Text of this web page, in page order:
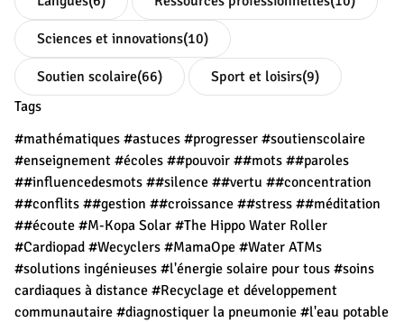
Sciences et innovations(10)
Soutien scolaire(66) Sport et loisirs(9)
Tags
#mathématiques #astuces #progresser #soutienscolaire
#enseignement #écoles ##pouvoir ##mots ##paroles
##influencedesmots ##silence ##vertu ##concentration
##conflits ##gestion ##croissance ##stress ##méditation
##écoute #M-Kopa Solar #The Hippo Water Roller
#Cardiopad #Wecyclers #MamaOpe #Water ATMs
#solutions ingénieuses #l'énergie solaire pour tous #soins
cardiaques à distance #Recyclage et développement
communautaire #diagnostiquer la pneumonie #l'eau potable